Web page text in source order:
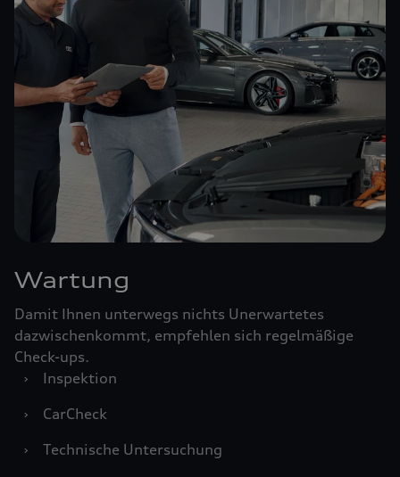
Wartung
Damit Ihnen unterwegs nichts Unerwartetes
dazwischenkommt, empfehlen sich regelmäßige
Check-ups.
›
Inspektion
›
CarCheck
›
Technische Untersuchung